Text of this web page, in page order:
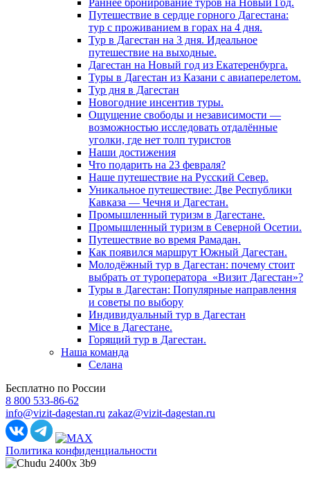
Раннее бронирование туров на Новый Год.
Путешествие в сердце горного Дагестана:
тур с проживанием в горах на 4 дня.
Тур в Дагестан на 3 дня. Идеальное
путешествие на выходные.
Дагестан на Новый год из Екатеренбурга.
Туры в Дагестан из Казани с авиаперелетом.
Тур дня в Дагестан
Новогодние инсентив туры.
Ощущение свободы и независимости —
возможностью исследовать отдалённые
уголки, где нет толп туристов
Наши достижения
Что подарить на 23 февраля?
Наше путешествие на Русский Север.
Уникальное путешествие: Две Республики
Кавказа — Чечня и Дагестан.
Промышленный туризм в Дагестане.
Промышленный туризм в Северной Осетии.
Путешествие во время Рамадан.
Как появился маршрут Южный Дагестан.
Молодёжный тур в Дагестан: почему стоит
выбрать от туроператора «Визит Дагестан»?
Туры в Дагестан: Популярные направлення
и советы по выбору
Индивидуальный тур в Дагестан
Mice в Дагестане.
Горящий тур в Дагестан.
Наша команда
Селана
Бесплатно по России
8 800 533-86-62
info@vizit-dagestan.ru zakaz@vizit-dagestan.ru
Политика конфиденциальности